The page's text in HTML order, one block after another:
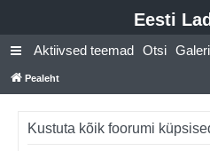
Eesti
Aktiivsed teemad Otsi
Pealeht
Kustuta kõik foorumi